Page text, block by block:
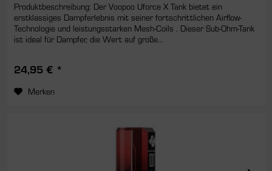
Produktbeschreibung: Der Voopoo Uforce X Tank bietet ein
erstklassiges Dampferlebnis mit seiner fortschrittlichen Airflow-
Technologie und leistungsstarken Mesh-Coils . Dieser Sub-Ohm-Tank
ist ideal für Dampfer, die Wert auf große...
24,95 € *
Merken